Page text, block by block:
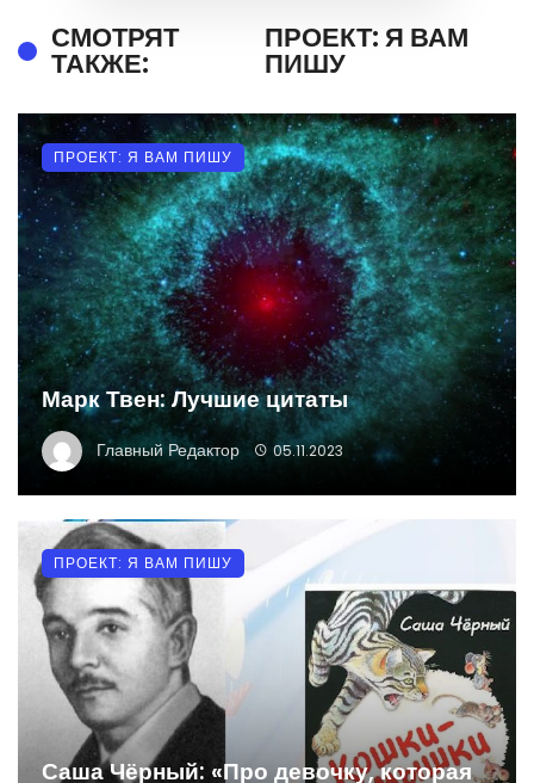
СМОТРЯТ
ТАКЖЕ:
ПРОЕКТ: Я ВАМ
ПИШУ
Марк Твен: Лучшие цитаты
Главный Редактор 05.11.2023
ПРОЕКТ: Я ВАМ ПИШУ
Саша Чёрный: «Про девочку, которая
ПРОЕКТ: Я ВАМ ПИШУ